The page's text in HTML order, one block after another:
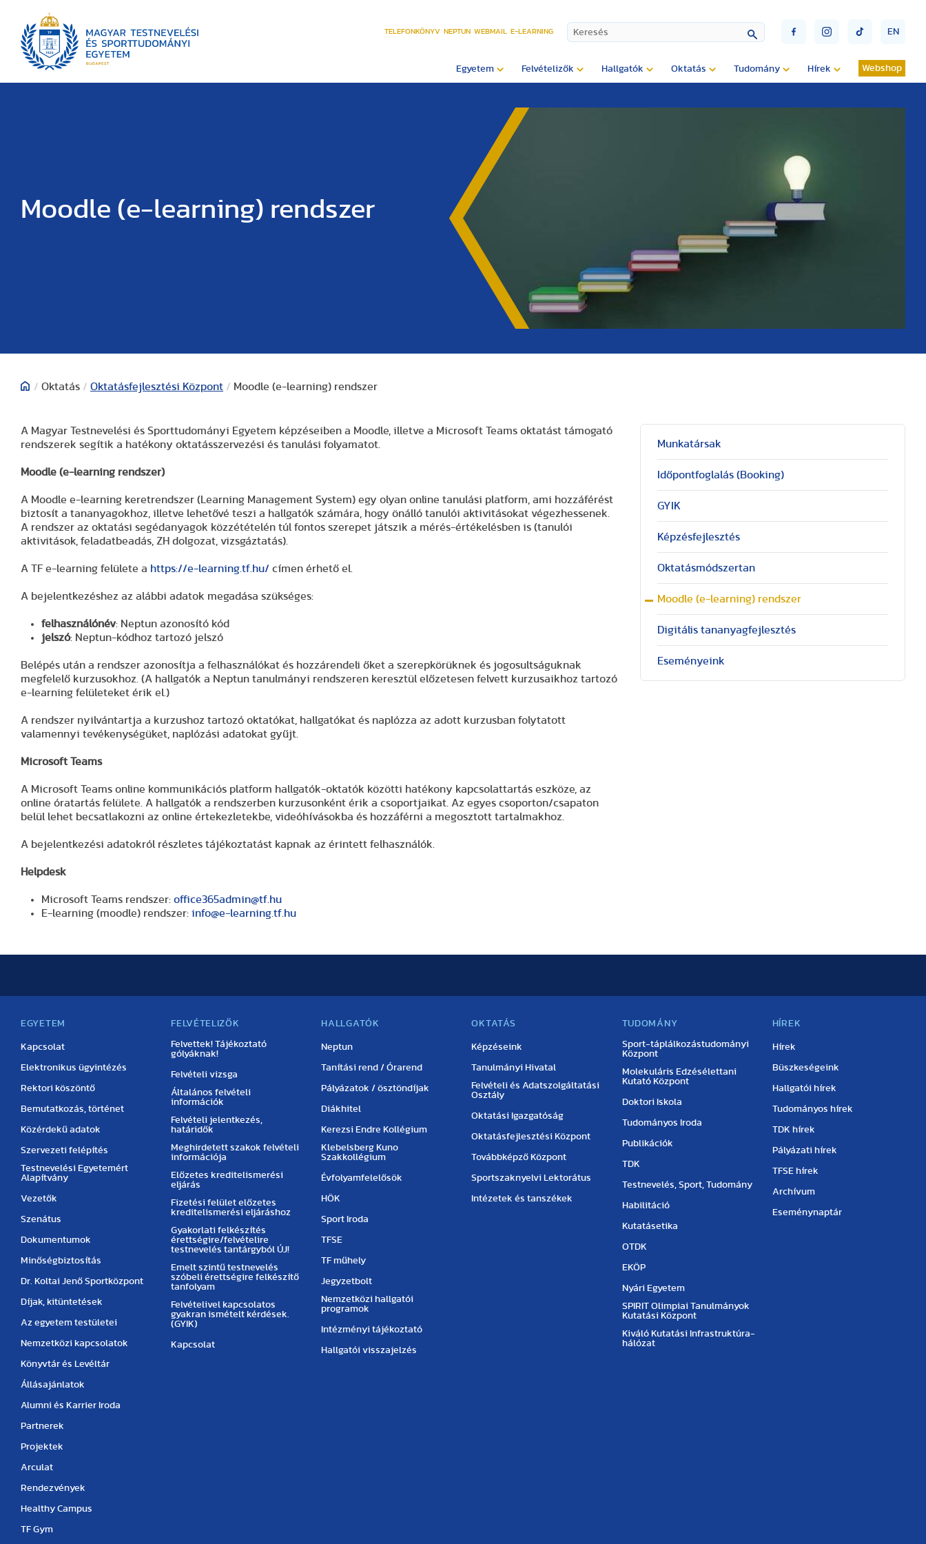
TELEFONKÖNYV NEPTUN WEBMAIL E-LEARNING EN
Egyetem Felvételizők Hallgatók Oktatás Tudomány Hírek Webshop
Moodle (e-learning) rendszer
/ Oktatás / Oktatásfejlesztési Központ / Moodle (e-learning) rendszer
A Magyar Testnevelési és Sporttudományi Egyetem képzéseiben a Moodle, illetve a Microsoft Teams oktatást támogató
rendszerek segítik a hatékony oktatásszervezési és tanulási folyamatot.
Moodle (e-learning rendszer)
A Moodle e-learning keretrendszer (Learning Management System) egy olyan online tanulási platform, ami hozzáférést
biztosít a tananyagokhoz, illetve lehetővé teszi a hallgatók számára, hogy önálló tanulói aktivitásokat végezhessenek.
A rendszer az oktatási segédanyagok közzétételén túl fontos szerepet játszik a mérés-értékelésben is (tanulói
aktivitások, feladatbeadás, ZH dolgozat, vizsgáztatás).
A TF e-learning felülete a https://e-learning.tf.hu/ címen érhető el.
A bejelentkezéshez az alábbi adatok megadása szükséges:
felhasználónév: Neptun azonosító kód
jelszó: Neptun-kódhoz tartozó jelszó
Belépés után a rendszer azonosítja a felhasználókat és hozzárendeli őket a szerepkörüknek és jogosultságuknak
megfelelő kurzusokhoz. (A hallgatók a Neptun tanulmányi rendszeren keresztül előzetesen felvett kurzusaikhoz tartozó
e-learning felületeket érik el.)
A rendszer nyilvántartja a kurzushoz tartozó oktatókat, hallgatókat és naplózza az adott kurzusban folytatott
valamennyi tevékenységüket, naplózási adatokat gyűjt.
Microsoft Teams
A Microsoft Teams online kommunikációs platform hallgatók-oktatók közötti hatékony kapcsolattartás eszköze, az
online óratartás felülete. A hallgatók a rendszerben kurzusonként érik a csoportjaikat. Az egyes csoporton/csapaton
belül lehet becsatlakozni az online értekezletekbe, videóhívásokba és hozzáférni a megosztott tartalmakhoz.
A bejelentkezési adatokról részletes tájékoztatást kapnak az érintett felhasználók.
Helpdesk
Microsoft Teams rendszer: office365admin@tf.hu
E-learning (moodle) rendszer: info@e-learning.tf.hu
Munkatársak
Időpontfoglalás (Booking)
GYIK
Képzésfejlesztés
Oktatásmódszertan
Moodle (e-learning) rendszer
Digitális tananyagfejlesztés
Eseményeink
EGYETEM
Kapcsolat
Elektronikus ügyintézés
Rektori köszöntő
Bemutatkozás, történet
Közérdekű adatok
Szervezeti felépítés
Testnevelési Egyetemért
Alapítvány
Vezetők
Szenátus
Dokumentumok
Minőségbiztosítás
Dr. Koltai Jenő Sportközpont
Díjak, kitüntetések
Az egyetem testületei
Nemzetközi kapcsolatok
Könyvtár és Levéltár
Állásajánlatok
Alumni és Karrier Iroda
Partnerek
Projektek
Arculat
Rendezvények
Healthy Campus
TF Gym
FELVÉTELIZŐK
Felvettek! Tájékoztató
gólyáknak!
Felvételi vizsga
Általános felvételi
információk
Felvételi jelentkezés,
határidők
Meghirdetett szakok felvételi
információja
Előzetes kreditelismerési
eljárás
Fizetési felület előzetes
kreditelismerési eljáráshoz
Gyakorlati felkészítés
érettségire/felvételire
testnevelés tantárgyból ÚJ!
Emelt szintű testnevelés
szóbeli érettségire felkészítő
tanfolyam
Felvételivel kapcsolatos
gyakran ismételt kérdések.
(GYIK)
Kapcsolat
HALLGATÓK
Neptun
Tanítási rend / Órarend
Pályázatok / ösztöndíjak
Diákhitel
Kerezsi Endre Kollégium
Klebelsberg Kuno
Szakkollégium
Évfolyamfelelősök
HÖK
Sport Iroda
TFSE
TF műhely
Jegyzetbolt
Nemzetközi hallgatói
programok
Intézményi tájékoztató
Hallgatói visszajelzés
OKTATÁS
Képzéseink
Tanulmányi Hivatal
Felvételi és Adatszolgáltatási
Osztály
Oktatási Igazgatóság
Oktatásfejlesztési Központ
Továbbképző Központ
Sportszaknyelvi Lektorátus
Intézetek és tanszékek
TUDOMÁNY
Sport-táplálkozástudományi
Központ
Molekuláris Edzésélettani
Kutató Központ
Doktori Iskola
Tudományos Iroda
Publikációk
TDK
Testnevelés, Sport, Tudomány
Habilitáció
Kutatásetika
OTDK
EKÖP
Nyári Egyetem
SPIRIT Olimpiai Tanulmányok
Kutatási Központ
Kiváló Kutatási Infrastruktúra-
hálózat
HÍREK
Hírek
Büszkeségeink
Hallgatói hírek
Tudományos hírek
TDK hírek
Pályázati hírek
TFSE hírek
Archívum
Eseménynaptár